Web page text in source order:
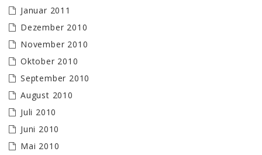
Januar 2011
Dezember 2010
November 2010
Oktober 2010
September 2010
August 2010
Juli 2010
Juni 2010
Mai 2010